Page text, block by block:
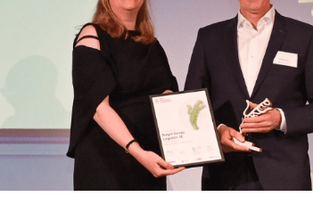
Deutschland
Österreich
Schweden
Schweiz
Slowakei
Board of
Daten &
Policy
IT EXZELLENZ
Polen
Schweden
Schweiz
Slowakei
Tschechien
Ungarn
Compliance
TrendRadar
IT Kompetenz
IT Leistungen